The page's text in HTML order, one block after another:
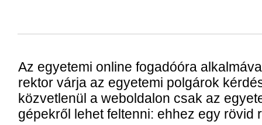
Az egyetemi online fogadóóra
rektor várja az egyetemi polgárok
közvetlenül a weboldalon csak az
gépekről lehet feltenni: ehhez egy rövid